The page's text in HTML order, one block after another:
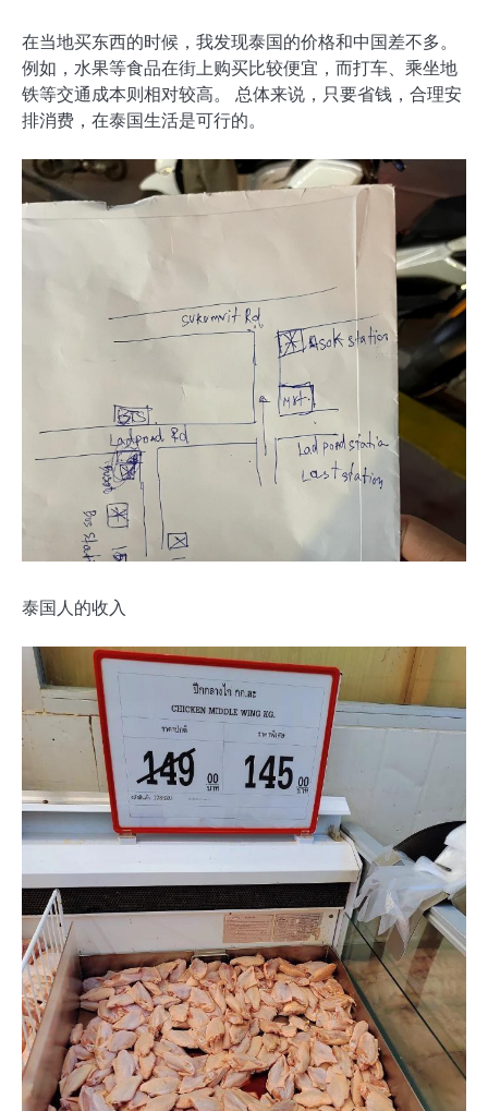
在当地买东西的时候，我发现泰国的价格和中国差不多。
例如，水果等食品在街上购买比较便宜，而打车、乘坐地
铁等交通成本则相对较高。 总体来说，只要省钱，合理安
排消费，在泰国生活是可行的。
泰国人的收入